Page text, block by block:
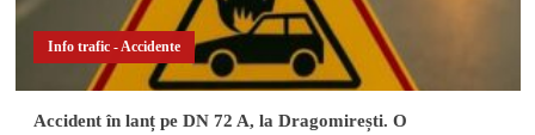
Info trafic - Accidente
Accident în lanț pe DN 72 A, la Dragomirești. O